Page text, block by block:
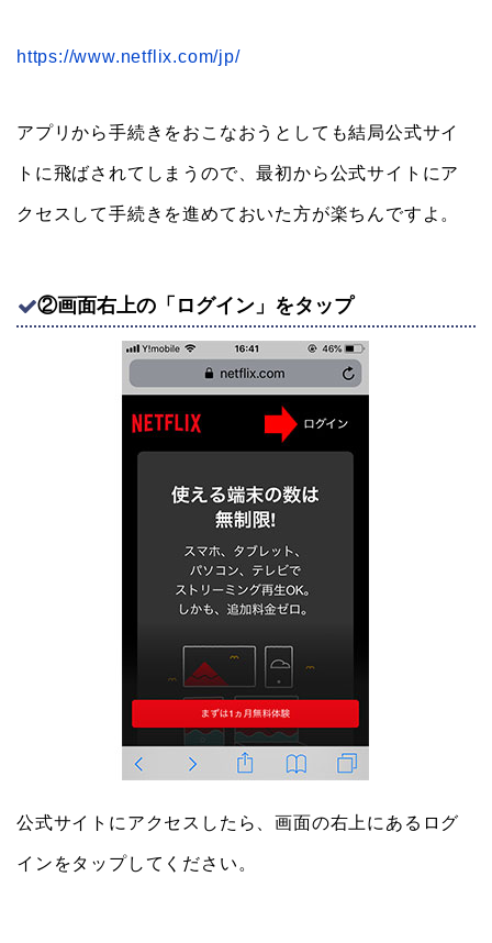
https://www.netflix.com/jp/
アプリから手続きをおこなおうとしても結局公式サイ
トに飛ばされてしまうので、最初から公式サイトにア
クセスして手続きを進めておいた方が楽ちんですよ。
②画面右上の「ログイン」をタップ
公式サイトにアクセスしたら、画面の右上にあるログ
インをタップしてください。